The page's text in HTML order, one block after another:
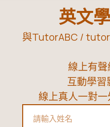
英文
與TutorABC /
線上有
互動學習
線上真人一對